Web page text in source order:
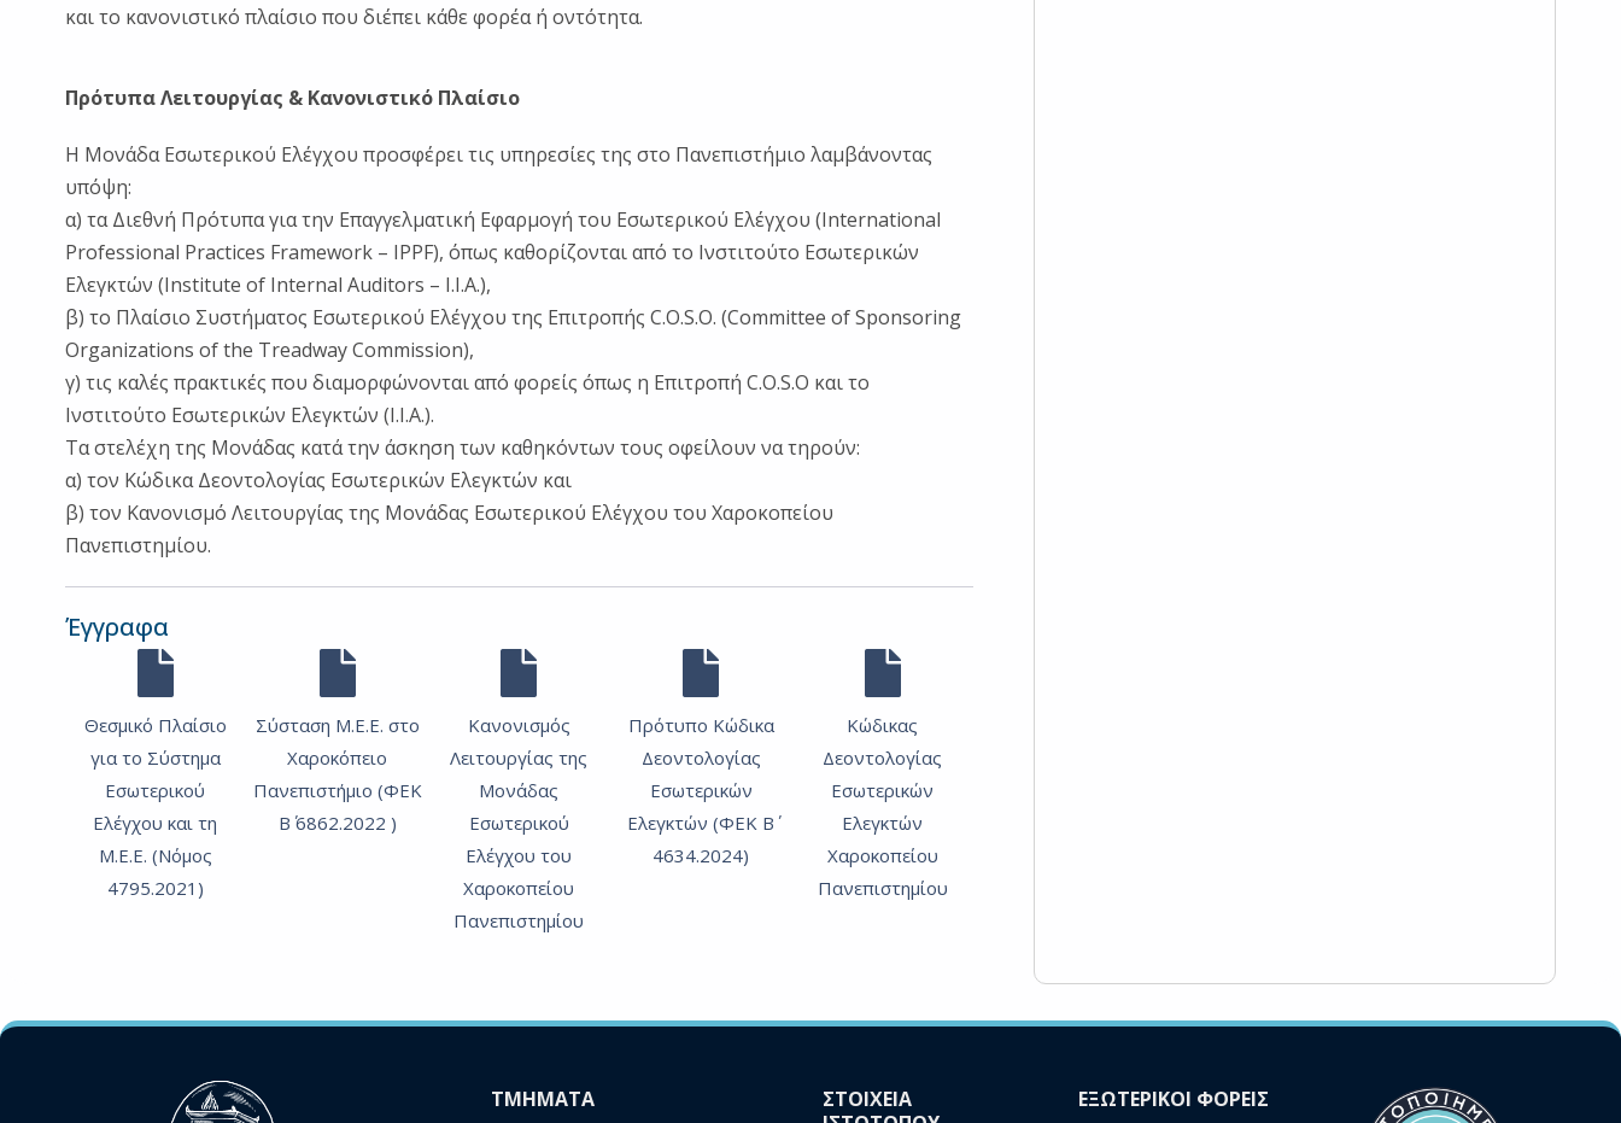
και το κανονιστικό πλαίσιο που διέπει κάθε φορέα ή οντότητα.
Πρότυπα Λειτουργίας & Κανονιστικό Πλαίσιο
Η Μονάδα Εσωτερικού Ελέγχου προσφέρει τις υπηρεσίες της στο Πανεπιστήμιο λαμβάνοντας
υπόψη:
α) τα Διεθνή Πρότυπα για την Επαγγελματική Εφαρμογή του Εσωτερικού Ελέγχου (International
Professional Practices Framework – IPPF), όπως καθορίζονται από το Ινστιτούτο Εσωτερικών
Ελεγκτών (Institute of Internal Auditors – I.I.A.),
β) το Πλαίσιο Συστήματος Εσωτερικού Ελέγχου της Επιτροπής C.O.S.O. (Committee of Sponsoring
Organizations of the Treadway Commission),
γ) τις καλές πρακτικές που διαμορφώνονται από φορείς όπως η Επιτροπή C.O.S.O και το
Ινστιτούτο Εσωτερικών Ελεγκτών (I.I.A.).
Τα στελέχη της Μονάδας κατά την άσκηση των καθηκόντων τους οφείλουν να τηρούν:
α) τον Κώδικα Δεοντολογίας Εσωτερικών Ελεγκτών και
β) τον Κανονισμό Λειτουργίας της Μονάδας Εσωτερικού Ελέγχου του Χαροκοπείου
Πανεπιστημίου.
Έγγραφα
Θεσμικό Πλαίσιο
για το Σύστημα
Εσωτερικού
Ελέγχου και τη
Μ.Ε.Ε. (Νόμος
4795.2021)
Σύσταση Μ.Ε.Ε. στο
Χαροκόπειο
Πανεπιστήμιο (ΦΕΚ
Β΄ 6862.2022 )
Κανονισμός
Λειτουργίας της
Μονάδας
Εσωτερικού
Ελέγχου του
Χαροκοπείου
Πανεπιστημίου
Πρότυπο Κώδικα
Δεοντολογίας
Εσωτερικών
Ελεγκτών (ΦΕΚ Β΄
4634.2024)
Κώδικας
Δεοντολογίας
Εσωτερικών
Ελεγκτών
Χαροκοπείου
Πανεπιστημίου
ΤΜΗΜΑΤΑ
ΣΤΟΙΧΕΙΑ
ΕΞΩΤΕΡΙΚΟΙ ΦΟΡΕΙΣ